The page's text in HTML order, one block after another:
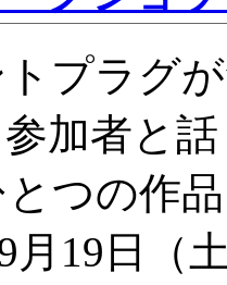
プラグ
加者と
つの作
月19日